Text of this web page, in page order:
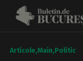
Articole Main Politic